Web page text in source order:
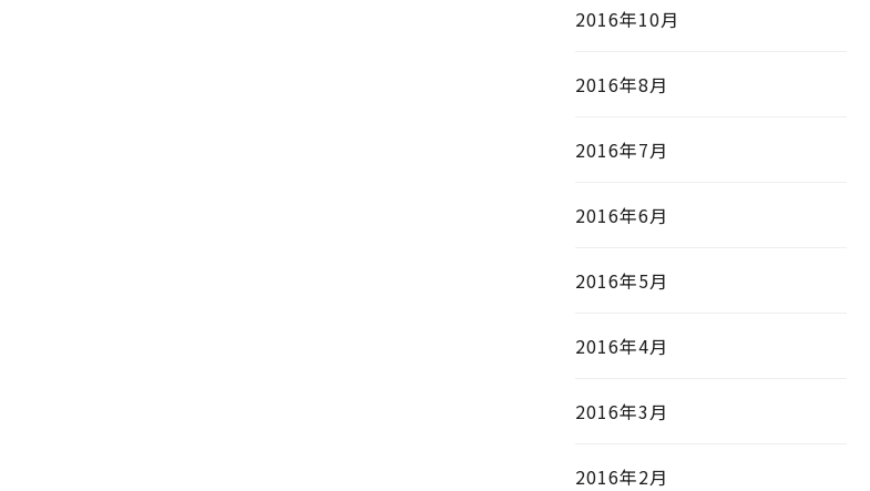
2016年10月
2016年8月
2016年7月
2016年6月
2016年5月
2016年4月
2016年3月
2016年2月